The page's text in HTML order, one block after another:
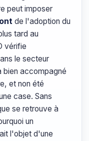
peut imposer
de l'adoption du
tard au
vérifie
le secteur
bien accompagné
et non été
case. Sans
se retrouve à
un
l'objet d'une